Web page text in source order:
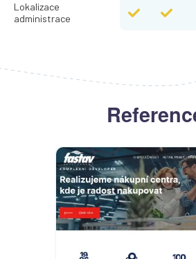
Lokalizace
administrace